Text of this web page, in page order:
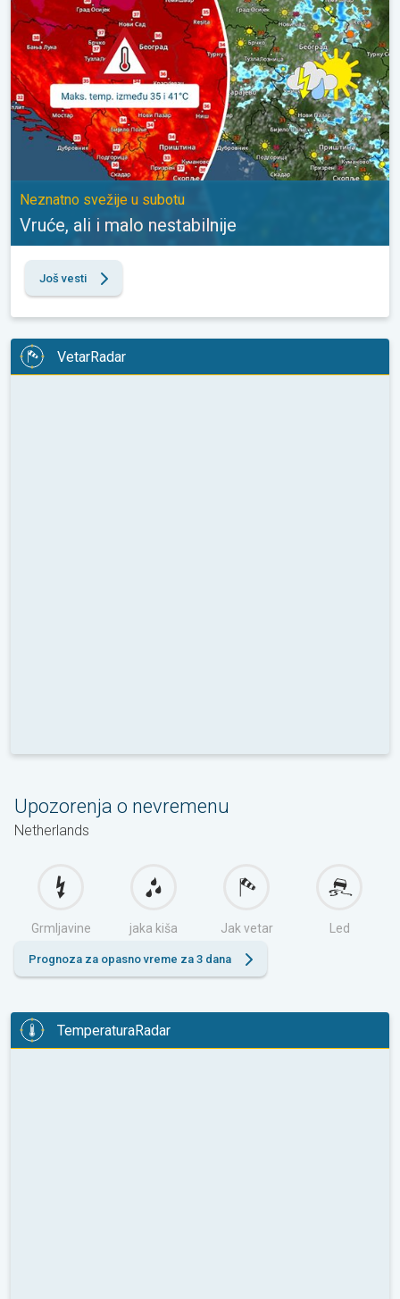
Neznatno svežije u subotu
Vruće, ali i malo nestabilnije
Još vesti
VetarRadar
Upozorenja o nevremenu
Netherlands
Grmljavine jaka kiša Jak vetar Led
Prognoza za opasno vreme za 3 dana
TemperaturaRadar